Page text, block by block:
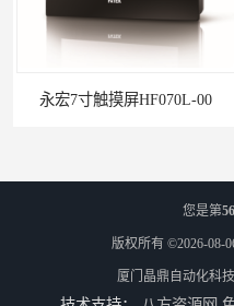
您是第
版权所有 ©2026-08-
厦门晶鼎自动化科